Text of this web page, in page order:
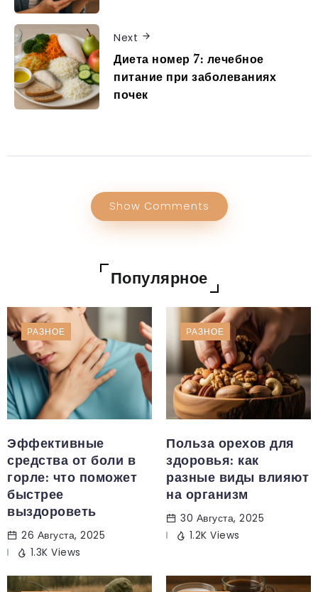
Next
Диета номер 7: лечебное
питание при заболеваниях
почек
Show Comments
Популярное
РАЗНОЕ
Эффективные
средства от боли в
горле: что поможет
быстрее
выздороветь
26 Августа, 2025
1.3K Views
РАЗНОЕ
Польза орехов для
здоровья: как
разные виды влияют
на организм
30 Августа, 2025
1.2K Views